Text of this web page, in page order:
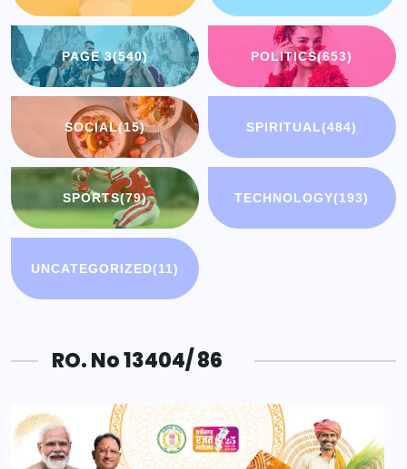
PAGE 3(540) POLITICS(653)
SOCIAL(15) SPIRITUAL(484)
SPORTS(79) TECHNOLOGY(193)
UNCATEGORIZED(11)
RO. No 13404/ 86